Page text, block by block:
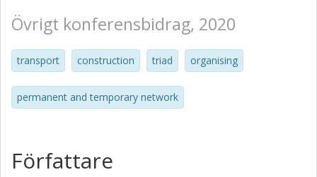
Övrigt konferensbidrag, 2020
transport construction triad organising
permanent and temporary network
Författare